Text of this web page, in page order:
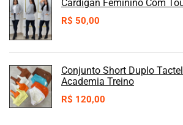
Cardigan Feminino Com
R$ 50,00
Conjunto Short Duplo
Academia Treino
R$ 120,00